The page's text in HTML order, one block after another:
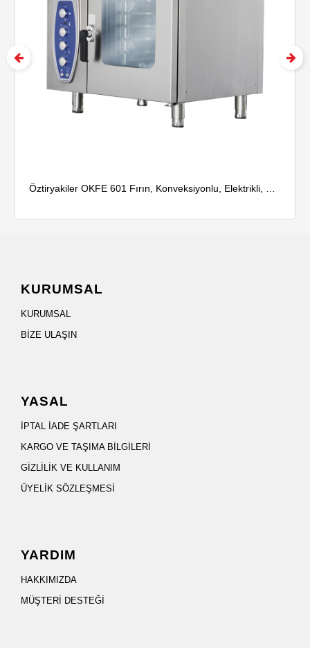
KURUMSAL
KURUMSAL
BİZE ULAŞIN
YASAL
İPTAL İADE ŞARTLARI
KARGO VE TAŞIMA BİLGİLERİ
GİZLİLİK VE KULLANIM
ÜYELİK SÖZLEŞMESİ
YARDIM
HAKKIMIZDA
MÜŞTERİ DESTEĞİ